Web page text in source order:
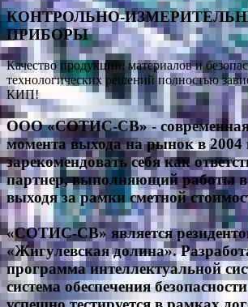
КОНТРОЛЬНО-
ПРИБОРЫ
Качество продукции, материалов и
технологических решений полностью
КИП!
ООО «СОТИС-СВ» - современная
момента выхода на рынок в 2004
зарекомендовать себя как
партнер, выполняющий работы в
выходя за рамки сметной
«СОТИС-СВ» является
«Жигулевская долина».
программа интеллектуальной
система обеспечения